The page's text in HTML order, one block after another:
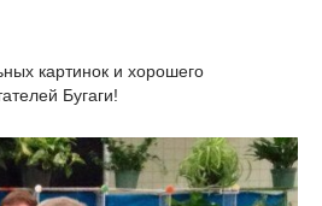
картинок и хорошего
Бугаги!